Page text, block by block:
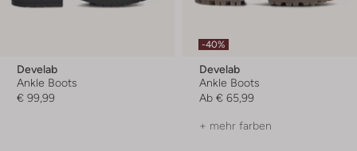
Develab
Ankle Boots
€ 99,99
-40%
Develab
Ankle Boots
Ab € 65,99
+ mehr farben